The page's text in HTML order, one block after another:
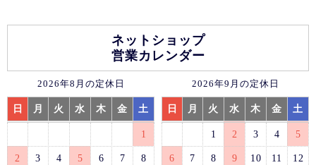
ネットショップ
営業カレンダー
2026年8月の定休日
日 月 火 水 木 金 土
1
2 3 4 5 6 7 8
2026年9月の定休日
日 月 火 水 木 金 土
1 2 3 4 5
6 7 8 9 10 11 12